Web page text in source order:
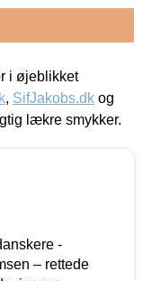
i øjeblikket
, SifJakobs.dk og
lækre smykker.
-
– rettede